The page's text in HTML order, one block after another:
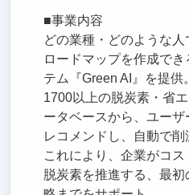
■事業内容
どの業種・どのような
ロードマップを作成で
テム『Green AI』を提供。
1700以上の脱炭素・省
ータベースから、ユー
レコメンドし、自動で削
これにより、企業がコ
脱炭素を推進する、最